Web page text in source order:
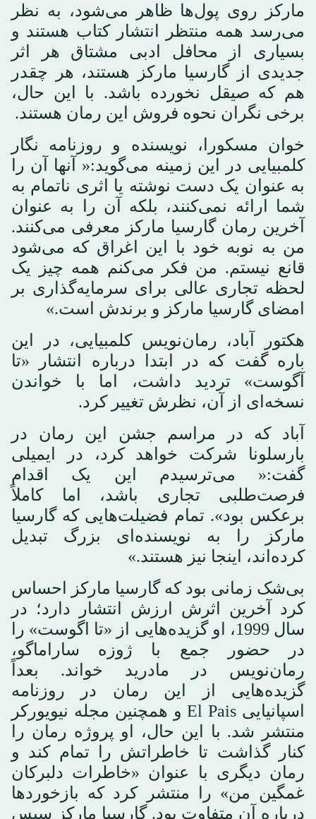
مارکز روی پول‌ها ظاهر می‌شود، به نظر
می‌رسد همه منتظر انتشار کتاب هستند و
بسیاری از محافل ادبی مشتاق هر اثر
جدیدی از گارسیا مارکز هستند، هر چقدر
هم که صیقل نخورده باشد. با این حال،
برخی نگران نحوه فروش این رمان هستند.
خوان مسکورا، نویسنده و روزنامه نگار
کلمبیایی در این زمینه می‌گوید:« آنها آن را
به عنوان یک دست نوشته یا اثری ناتمام به
شما ارائه نمی‌کنند، بلکه آن را به عنوان
آخرین رمان گارسیا مارکز معرفی می‌کنند.
من به نوبه خود با این اغراق که می‌شود
قانع نیستم. من فکر می‌کنم همه چیز یک
لحظه تجاری عالی برای سرمایه‌گذاری بر
امضای گارسیا مارکز و برندش است.»
هکتور آباد، رمان‌نویس کلمبیایی، در این
باره گفت که در ابتدا درباره انتشار «تا
آگوست» تردید داشت، اما با خواندن
نسخه‌ای از آن، نظرش تغییر کرد.
آباد که در مراسم جشن این رمان در
بارسلونا شرکت خواهد کرد، در ایمیلی
گفت:« می‌ترسیدم این یک اقدام
فرصت‌طلبی تجاری باشد، اما کاملاً
برعکس بود». تمام فضیلت‌هایی که گارسیا
مارکز را به نویسنده‌ای بزرگ تبدیل
کرده‌اند، اینجا نیز هستند.»
بی‌شک زمانی بود که گارسیا مارکز احساس
کرد آخرین اثرش ارزش انتشار دارد؛ در
سال 1999، او گزیده‌هایی از «تا اگوست» را
در حضور جمع با ژوزه ساراماگو،
رمان‌نویس در مادرید خواند. بعداً
گزیده‌هایی از این رمان در روزنامه
اسپانیایی El Pais و همچنین مجله نیویورکر
منتشر شد. با این حال، او پروژه رمان را
کنار گذاشت تا خاطراتش را تمام کند و
رمان دیگری با عنوان «خاطرات دلبرکان
غمگین من» را منتشر کرد که بازخوردها
درباره آن متفاوت بود. گارسیا مارکز سپس